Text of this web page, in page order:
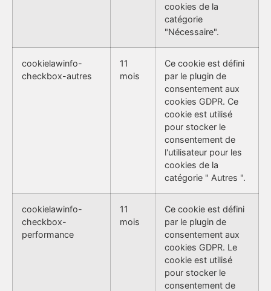
cookies de la
catégorie
"Nécessaire".
cookielawinfo-
checkbox-autres
11
mois
Ce cookie est défini
par le plugin de
consentement aux
cookies GDPR. Ce
cookie est utilisé
pour stocker le
consentement de
l'utilisateur pour les
cookies de la
catégorie " Autres ".
cookielawinfo-
checkbox-
performance
11
mois
Ce cookie est défini
par le plugin de
consentement aux
cookies GDPR. Le
cookie est utilisé
pour stocker le
consentement de